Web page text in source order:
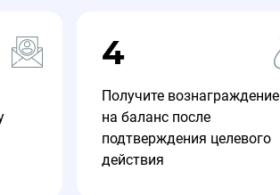
4
Получите вознаграждение
на баланс после
подтверждения целевого
действия